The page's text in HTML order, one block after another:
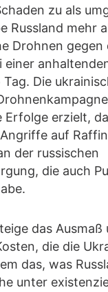
zu als
Russland mehr
Drohnen gegen
einer
Die
Erfolge erzielt,
auf
der russischen
die auch
das Ausmaß
die die
das, was
unter